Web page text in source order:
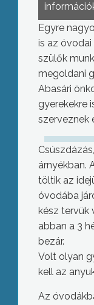
Egyre
is az
szülők
megoldani
Abasári
gyerekekre
szerveznek
árnyékban.
töltik az
óvodába
kész tervük
abban a 3
bezár.
Volt olyan
kell az
Az